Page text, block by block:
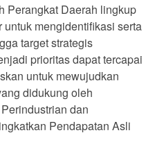
Perangkat Daerah lingkup
mengidentifikasi serta
target strategis
prioritas dapat tercapai
untuk mewujudkan
didukung oleh
dan
Pendapatan Asli